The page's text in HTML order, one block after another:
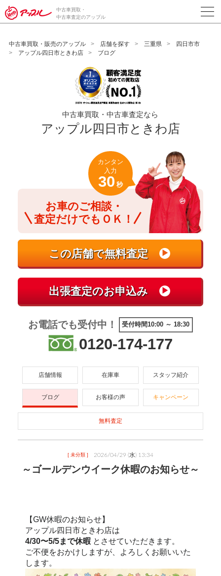
/*ABテスト_新規査定フォームの為のCVボタン*/
中古車買取・
中古車査定のアップル
中古車買取・販売のアップル 店舗を探す 三重県
四日市市
アップル四日市ときわ店
ブログ
中古車買取・中古車査定なら
アップル四日市ときわ店
お車のご相談・
査定だけでもＯＫ！
カンタン
入力
30 秒
お電話でも受付中！ 受付時間10:00 ～ 18:30
0120-174-177
店舗情報 在庫車 スタッフ紹介
ブログ お客様の声 キャンペーン
無料査定
[ 未分類 ] 2026/04/29 (水) 13:34
～ゴールデンウイーク休暇のお知らせ～
【GW休暇のお知らせ】
アップル四日市ときわ店は
4/30〜5/5まで休暇 とさせていただきます。
ご不便をおかけしますが、よろしくお願いいた
します。